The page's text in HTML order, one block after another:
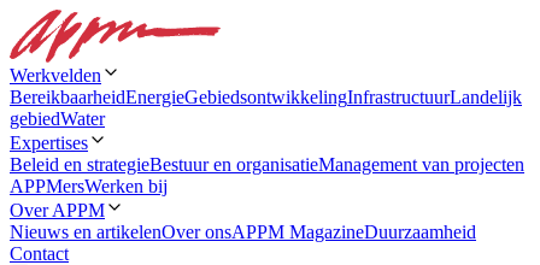
Werkvelden
BereikbaarheidEnergieGebiedsontwikkelingInfrastructuurLandelijk
gebiedWater
Expertises
Beleid en strategieBestuur en organisatieManagement van projecten
APPMersWerken bij
Over APPM
Nieuws en artikelenOver onsAPPM MagazineDuurzaamheid
Contact